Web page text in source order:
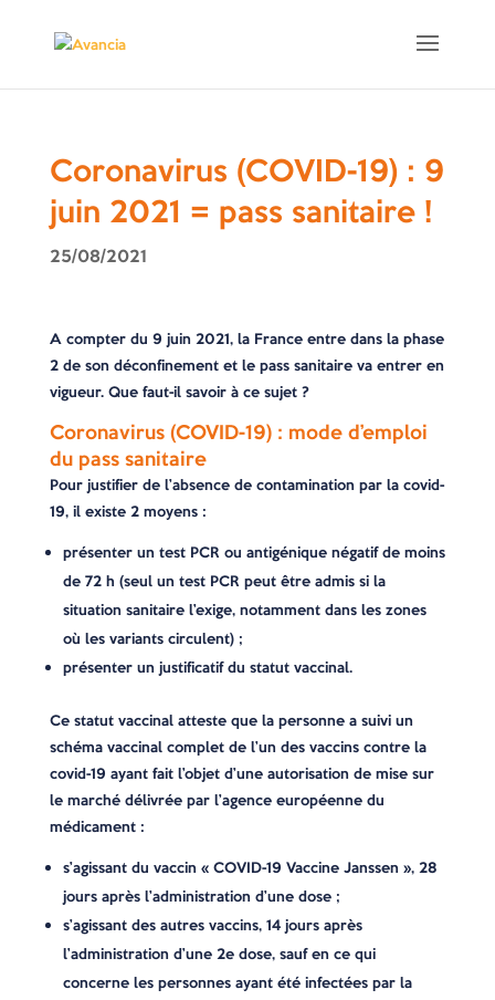
Coronavirus (COVID-19) : 9
juin 2021 = pass sanitaire !
25/08/2021
A compter du 9 juin 2021, la France entre dans la phase
2 de son déconfinement et le pass sanitaire va entrer en
vigueur. Que faut-il savoir à ce sujet ?
Coronavirus (COVID-19) : mode d’emploi
du pass sanitaire
Pour justifier de l’absence de contamination par la covid-
19, il existe 2 moyens :
présenter un test PCR ou antigénique négatif de moins
de 72 h (seul un test PCR peut être admis si la
situation sanitaire l’exige, notamment dans les zones
où les variants circulent) ;
présenter un justificatif du statut vaccinal.
Ce statut vaccinal atteste que la personne a suivi un
schéma vaccinal complet de l’un des vaccins contre la
covid-19 ayant fait l’objet d’une autorisation de mise sur
le marché délivrée par l’agence européenne du
médicament :
s’agissant du vaccin « COVID-19 Vaccine Janssen », 28
jours après l’administration d’une dose ;
s’agissant des autres vaccins, 14 jours après
l’administration d’une 2e dose, sauf en ce qui
concerne les personnes ayant été infectées par la